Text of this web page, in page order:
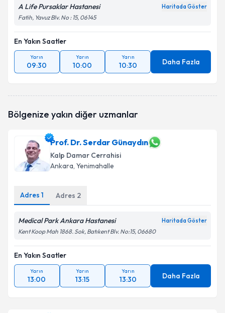
A Life Pursaklar Hastanesi Haritada Göster
Fatih, Yavuz Blv. No : 15, 06145
En Yakın Saatler
Yarın
09:30
Yarın
10:00
Yarın
10:30 Daha Fazla
Bölgenize yakın diğer uzmanlar
Prof. Dr. Serdar Günaydın
Kalp Damar Cerrahisi
Ankara, Yenimahalle
Adres 1 Adres 2
Medical Park Ankara Hastanesi Haritada Göster
Kent Koop Mah 1868. Sok, Batıkent Blv. No:15, 06680
En Yakın Saatler
Yarın
13:00
Yarın
13:15
Yarın
13:30 Daha Fazla